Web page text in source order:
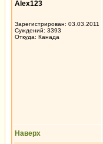
Alex123
Зарегистрирован: 03.03.2011
Суждений: 3393
Откуда: Канада
Наверх